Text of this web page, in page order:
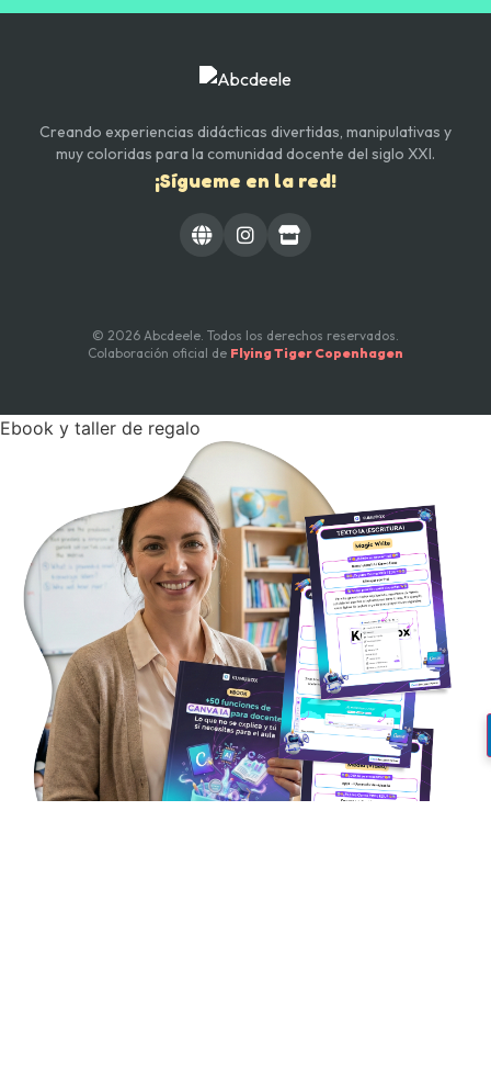
Creando experiencias didácticas divertidas, manipulativas y
muy coloridas para la comunidad docente del siglo XXI.
¡Sígueme en la red!
© 2026 Abcdeele. Todos los derechos reservados.
Colaboración oficial de Flying Tiger Copenhagen
Ebook y taller de regalo